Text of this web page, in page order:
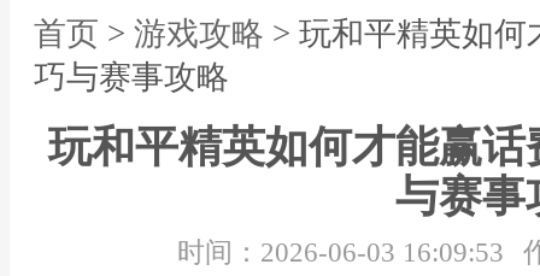
首页 > 游戏攻略 > 玩和平精英如
巧与赛事攻略
玩和平精英如何才能赢
与赛事
时间：2026-06-03 16:09:53